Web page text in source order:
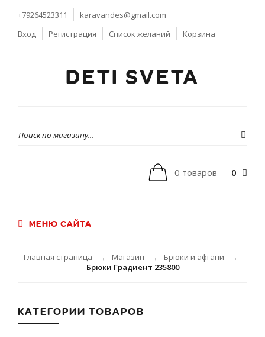
+79264523311
karavandes@gmail.com
Вход
Регистрация Список желаний Корзина
DETI SVETA
0 товаров — 0
МЕНЮ САЙТА
Главная страница → Магазин → Брюки и афгани →
Брюки Градиент 235800
КАТЕГОРИИ ТОВАРОВ